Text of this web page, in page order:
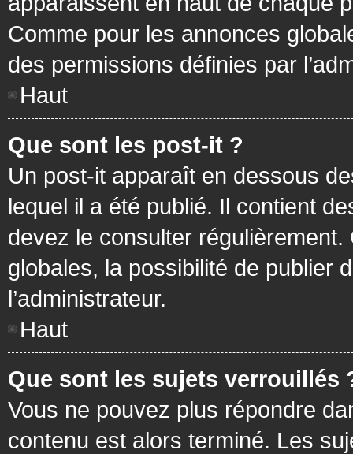
Comme pour les annonces
des permissions définies par
Haut
Que sont les post-it ?
Un post-it apparaît en dessous
lequel il a été publié. Il contient
devez le consulter
globales, la possibilité de publier
l’administrateur.
Haut
Que sont les sujets verrouillés
Vous ne pouvez plus répondre
contenu est alors terminé. Les